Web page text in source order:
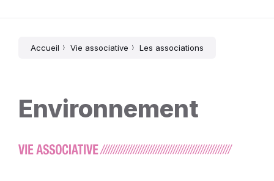
Accueil Vie associative Les associations
Environnement